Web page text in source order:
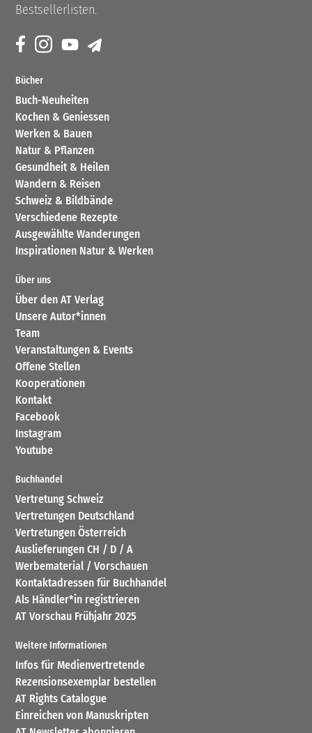
Bestsellerlisten.
Bücher
Buch-Neuheiten
Kochen & Geniessen
Werken & Bauen
Natur & Pflanzen
Gesundheit & Heilen
Wandern & Reisen
Schweiz & Bildbände
Verschiedene Rezepte
Ausgewählte Wanderungen
Inspirationen Natur & Werken
Über uns
Über den AT Verlag
Unsere Autor*innen
Team
Veranstaltungen & Events
Offene Stellen
Kooperationen
Kontakt
Facebook
Instagram
Youtube
Buchhandel
Vertretung Schweiz
Vertretungen Deutschland
Vertretungen Österreich
Auslieferungen CH / D / A
Werbematerial / Vorschauen
Kontaktadressen für Buchhandel
Als Händler*in registrieren
AT Vorschau Frühjahr 2025
Weitere Informationen
Infos für Medienvertretende
Rezensionsexemplar bestellen
AT Rights Catalogue
Einreichen von Manuskripten